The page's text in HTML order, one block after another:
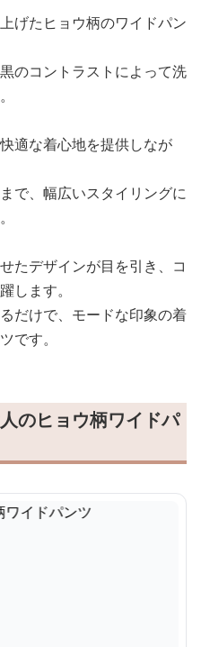
げたヒョウ柄のワイドパン
のコントラストによって洗
適な着心地を提供しなが
で、幅広いスタイリングに
たデザインが目を引き、コ
します。
だけで、モードな印象の着
です。
のヒョウ柄ワイドパ